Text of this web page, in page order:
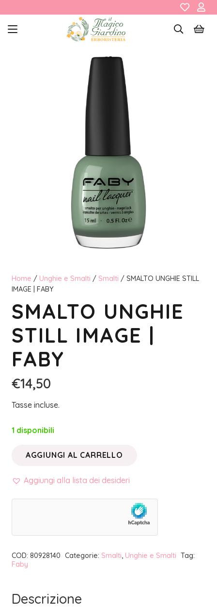
Home / Unghie e Smalti / Smalti / SMALTO UNGHIE STILL
IMAGE | FABY
SMALTO UNGHIE
STILL IMAGE |
FABY
€14,50
Tasse incluse.
1 disponibili
UNGHIE
IMAGE
AGGIUNGI AL CARRELLO
Aggiungi alla lista dei desideri
COD: 80928140 Categorie: Smalti, Unghie e Smalti Tag:
Faby
Descrizione